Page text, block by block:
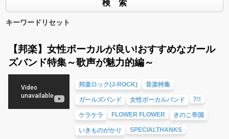
キーワードリセット
【邦楽】女性ボーカルが良い!おすすめなガール
ズバンド特集～歌声が魅力的編～
邦楽ロック(J-ROCK) 音楽特集
ガールズバンド 女性ボーカルバンド 7!!
ケラケラ FLOWER FLOWER きのこ帝国
いきものがかり
SPECIALTHANKS